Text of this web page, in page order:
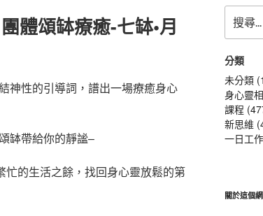
體頌缽療癒-七缽•月
神性的引導詞，譜出一場療癒身心
缽帶給你的靜謐–
忙的生活之餘，找回身心靈放鬆的第
尋
關
鍵
字:
分類
未分類
身心靈
課程
新思維
一日工
關於這個